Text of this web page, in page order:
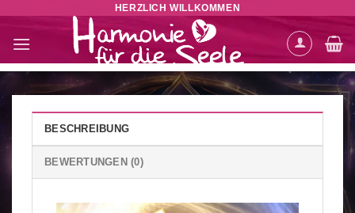
springen
HERZLICH WILLKOMMEN
BESCHREIBUNG
BEWERTUNGEN (0)